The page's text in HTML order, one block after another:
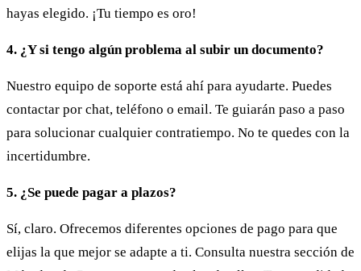
hayas elegido. ¡Tu tiempo es oro!
4. ¿Y si tengo algún problema al subir un documento?
Nuestro equipo de soporte está ahí para ayudarte. Puedes
contactar por chat, teléfono o email. Te guiarán paso a paso
para solucionar cualquier contratiempo. No te quedes con la
incertidumbre.
5. ¿Se puede pagar a plazos?
Sí, claro. Ofrecemos diferentes opciones de pago para que
elijas la que mejor se adapte a ti. Consulta nuestra sección de